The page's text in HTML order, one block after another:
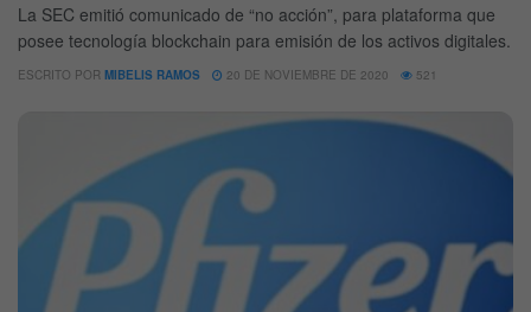
La SEC emitió comunicado de “no acción”, para plataforma que
posee tecnología blockchain para emisión de los activos digitales.
ESCRITO POR MIBELIS RAMOS 20 DE NOVIEMBRE DE 2020 521